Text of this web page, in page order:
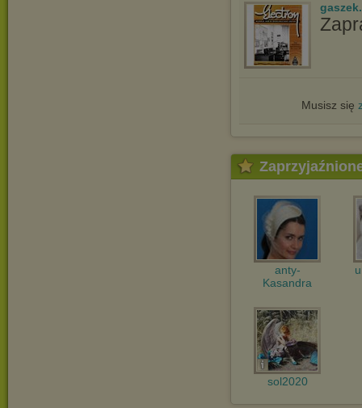
Musisz się
anty-
Kasandra
sol2020